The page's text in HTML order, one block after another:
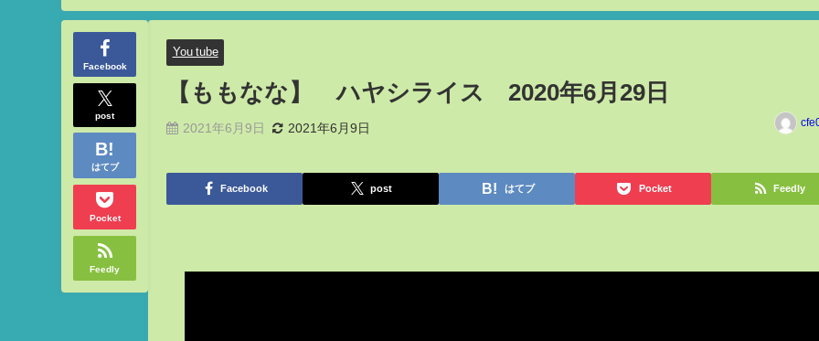
Facebook
post
はてブ
Pocket
Feedly
You tube
【ももなな】 ハヤシライス 2020年6月29日
2021年6月9日 2021年6月9日
Facebook post はてブ Pocket Feedly